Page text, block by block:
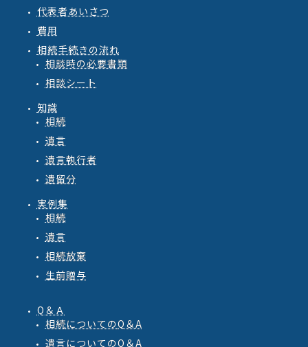
代表者あいさつ
費用
相続手続きの流れ
相談時の必要書類
相談シート
知識
相続
遺言
遺言執行者
遺留分
実例集
相続
遺言
相続放棄
生前贈与
Q＆Ａ
相続についてのQ ＆A
遺言についてのQ ＆A